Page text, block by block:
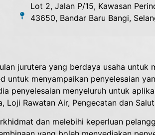
Lot 2, Jalan P/15, Kawasan
43650, Bandar Baru Bangi,
jurutera yang berdaya usaha untuk
menyampaikan penyelesaian
penyelesaian menyeluruh untuk
Loji Rawatan Air, Pengecatan dan
dan melebihi keperluan